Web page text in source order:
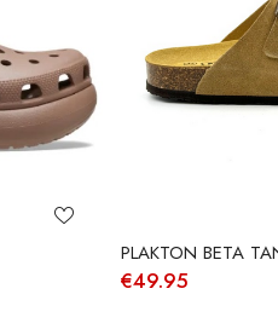
PLAKTON BETA
€49.95